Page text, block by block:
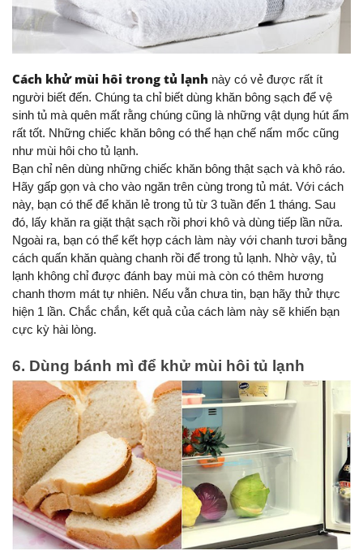
Cách khử mùi hôi trong tủ lạnh này có vẻ được rất ít
người biết đến. Chúng ta chỉ biết dùng khăn bông sạch để vệ
sinh tủ mà quên mất rằng chúng cũng là những vật dụng hút ẩm
rất tốt. Những chiếc khăn bông có thể hạn chế nấm mốc cũng
như mùi hôi cho tủ lạnh.
Bạn chỉ nên dùng những chiếc khăn bông thật sạch và khô ráo.
Hãy gấp gọn và cho vào ngăn trên cùng trong tủ mát. Với cách
này, bạn có thể để khăn lẻ trong tủ từ 3 tuần đến 1 tháng. Sau
đó, lấy khăn ra giặt thật sạch rồi phơi khô và dùng tiếp lần nữa.
Ngoài ra, bạn có thể kết hợp cách làm này với chanh tươi bằng
cách quấn khăn quàng chanh rồi để trong tủ lạnh. Nhờ vậy, tủ
lạnh không chỉ được đánh bay mùi mà còn có thêm hương
chanh thơm mát tự nhiên. Nếu vẫn chưa tin, bạn hãy thử thực
hiện 1 lần. Chắc chắn, kết quả của cách làm này sẽ khiến bạn
cực kỳ hài lòng.
6. Dùng bánh mì để khử mùi hôi tủ lạnh